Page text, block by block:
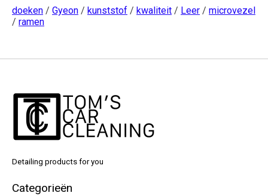
doeken / Gyeon / kunststof / kwaliteit / Leer / microvezel
/ ramen
Detailing products for you
Categorieën